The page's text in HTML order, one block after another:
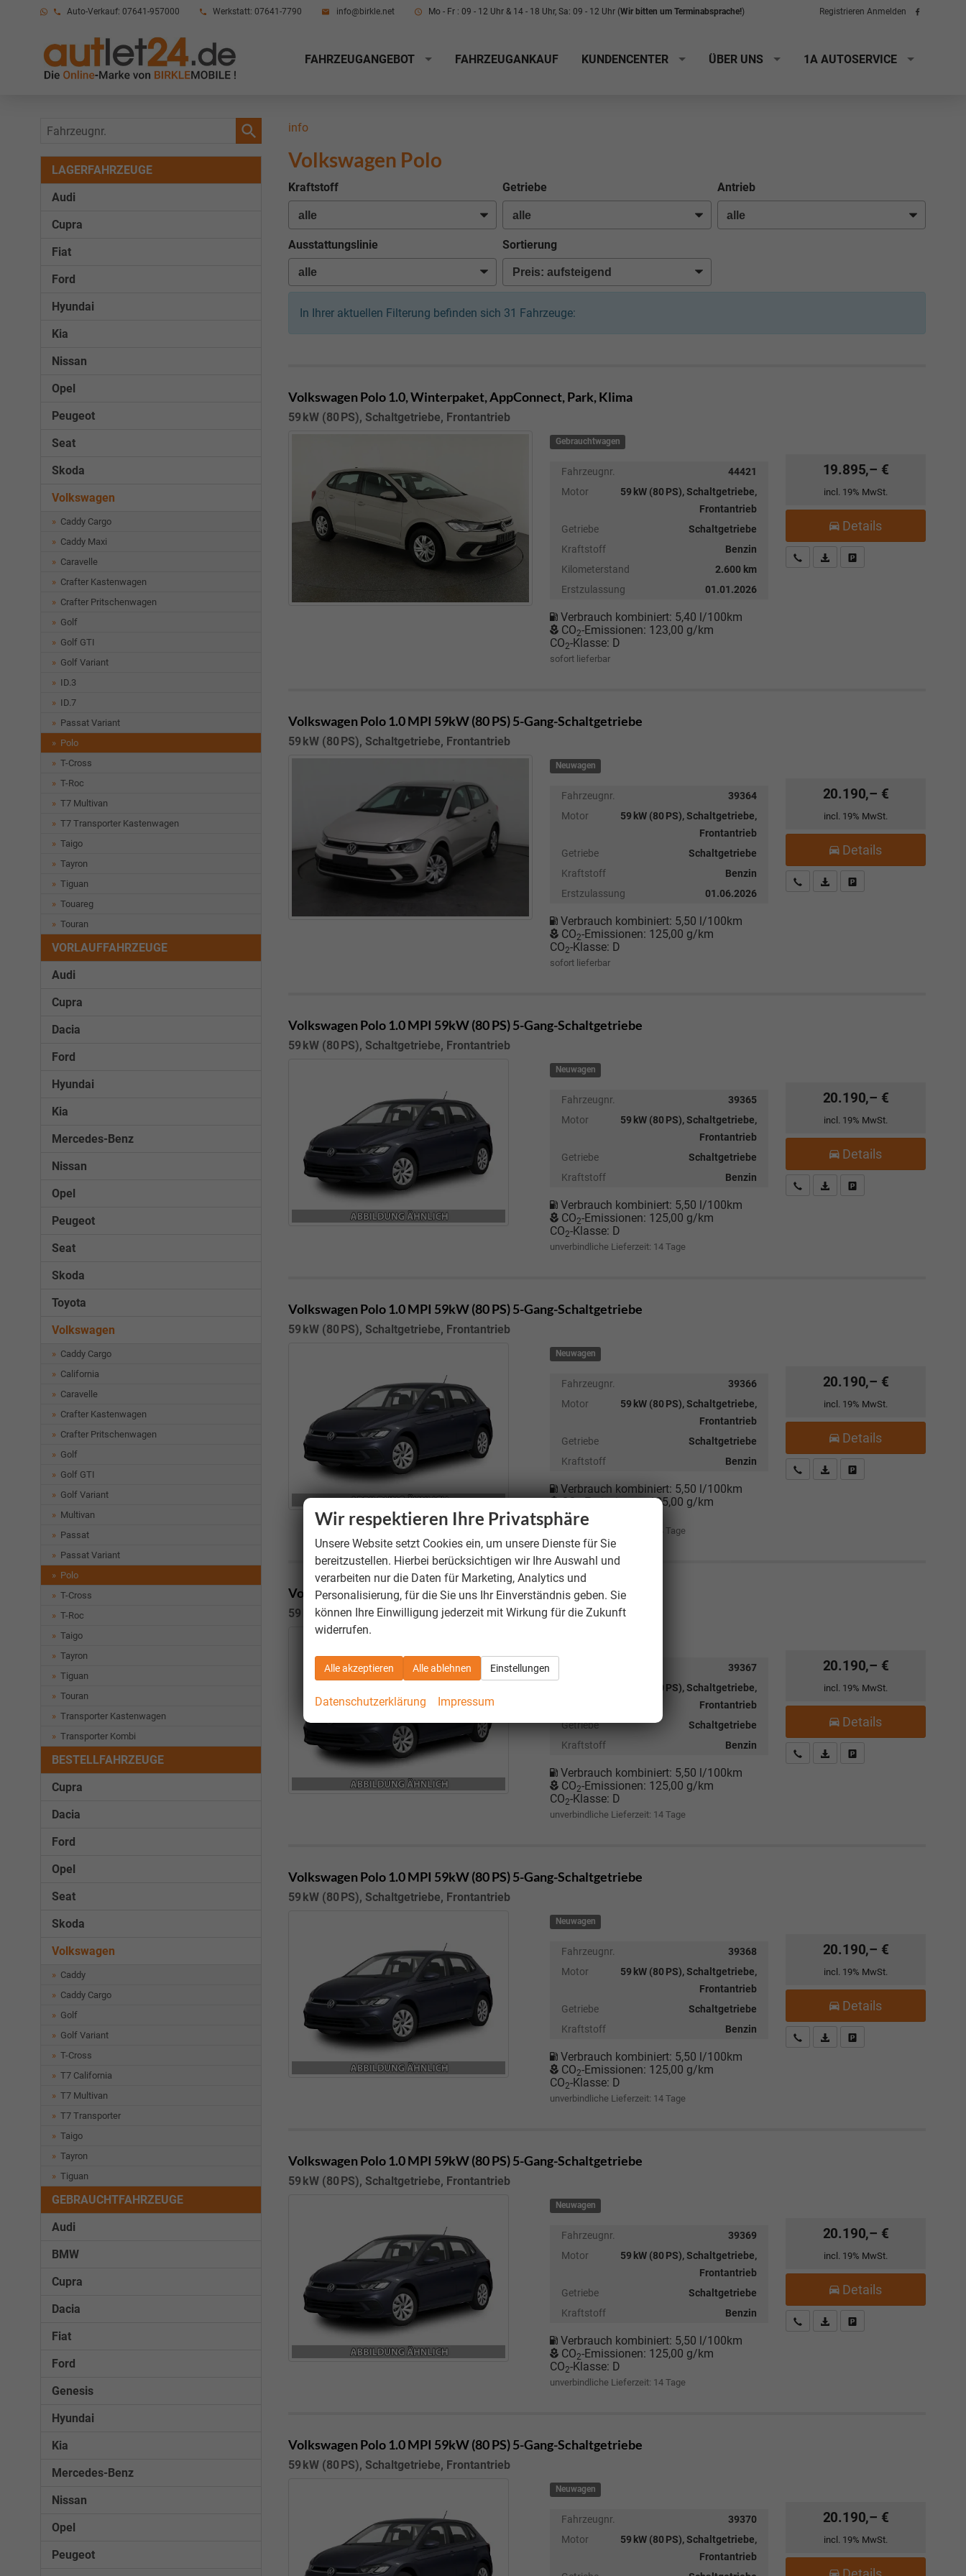
Auto-Verkauf: 07641-957000 Werkstatt: 07641-7790 info@birkle.net Mo - Fr : 09 - 12 Uhr & 14 - 18 Uhr, Sa: 09 - 12 Uhr (Wir bitten um Terminabsprache!) Registrieren Anmelden
Folge
FAHRZEUGANGEBOT FAHRZEUGANKAUF KUNDENCENTER ÜBER UNS 1A AUTOSERVICE
info
Volkswagen Polo
Kraftstoff Getriebe Antrieb
Ausstattungslinie Sortierung
In Ihrer aktuellen Filterung befinden sich 31 Fahrzeuge:
Volkswagen Polo1.0, Winterpaket, AppConnect, Park, Klima
59 kW (80 PS), Schaltgetriebe, Frontantrieb
Gebrauchtwagen
Fahrzeugnr.
44421
Motor
59 kW (80 PS), Schaltgetriebe,
Frontantrieb
Getriebe
Schaltgetriebe
Kraftstoff
Benzin
Kilometerstand
2.600 km
Erstzulassung
01.01.2026
Verbrauch kombiniert: 5,40 l/100km
CO2-Emissionen: 123,00 g/km
CO2-Klasse: D
sofort lieferbar
19.895,– €
incl. 19% MwSt.
Details
Kostenloser Rückruf-Service
PDF-Datei, Fahrzeugexposé
Volkswagen Polo1.0 MPI 59kW (80 PS) 5-Gang-Schaltgetriebe
59 kW (80 PS), Schaltgetriebe, Frontantrieb
Neuwagen
Fahrzeugnr.
39364
Motor
59 kW (80 PS), Schaltgetriebe,
Frontantrieb
Getriebe
Schaltgetriebe
Kraftstoff
Benzin
Erstzulassung
01.06.2026
Verbrauch kombiniert: 5,50 l/100km
CO2-Emissionen: 125,00 g/km
CO2-Klasse: D
sofort lieferbar
20.190,– €
incl. 19% MwSt.
Details
Kostenloser Rückruf-Service
PDF-Datei, Fahrzeugexposé
Volkswagen Polo1.0 MPI 59kW (80 PS) 5-Gang-Schaltgetriebe
59 kW (80 PS), Schaltgetriebe, Frontantrieb
Neuwagen
Fahrzeugnr.
39365
Motor
59 kW (80 PS), Schaltgetriebe,
Frontantrieb
Getriebe
Schaltgetriebe
Kraftstoff
Benzin
Verbrauch kombiniert: 5,50 l/100km
CO2-Emissionen: 125,00 g/km
CO2-Klasse: D
unverbindliche Lieferzeit: 14 Tage
20.190,– €
incl. 19% MwSt.
Details
Kostenloser Rückruf-Service
PDF-Datei, Fahrzeugexposé
Volkswagen Polo1.0 MPI 59kW (80 PS) 5-Gang-Schaltgetriebe
59 kW (80 PS), Schaltgetriebe, Frontantrieb
Neuwagen
Fahrzeugnr.
39366
Motor
59 kW (80 PS), Schaltgetriebe,
Frontantrieb
Getriebe
Schaltgetriebe
Kraftstoff
Benzin
Verbrauch kombiniert: 5,50 l/100km
CO -Emissionen:125,00 g/km
CO2-Klasse:
14 Tage
20.190,– €
incl. 19% MwSt.
Details
Kostenloser Rückruf-Service
PDF-Datei, Fahrzeugexposé
Volkswagen Polo1.0 MPI 59kW (80 PS) 5-Gang-Schaltgetriebe
59 kW (80 PS), Schaltgetriebe, Frontantrieb
39367
59 kW (80 PS), Schaltgetriebe,
Frontantrieb
Getriebe
Schaltgetriebe
Kraftstoff
Benzin
Verbrauch kombiniert: 5,50 l/100km
CO2-Emissionen: 125,00 g/km
CO2-Klasse: D
unverbindliche Lieferzeit: 14 Tage
20.190,– €
incl. 19% MwSt.
Details
Kostenloser Rückruf-Service
PDF-Datei, Fahrzeugexposé
Volkswagen Polo1.0 MPI 59kW (80 PS) 5-Gang-Schaltgetriebe
59 kW (80 PS), Schaltgetriebe, Frontantrieb
Neuwagen
Fahrzeugnr.
39368
Motor
59 kW (80 PS), Schaltgetriebe,
Frontantrieb
Getriebe
Schaltgetriebe
Kraftstoff
Benzin
Verbrauch kombiniert: 5,50 l/100km
CO2-Emissionen: 125,00 g/km
CO2-Klasse: D
unverbindliche Lieferzeit: 14 Tage
20.190,– €
incl. 19% MwSt.
Details
Kostenloser Rückruf-Service
PDF-Datei, Fahrzeugexposé
Volkswagen Polo1.0 MPI 59kW (80 PS) 5-Gang-Schaltgetriebe
59 kW (80 PS), Schaltgetriebe, Frontantrieb
Neuwagen
Fahrzeugnr.
39369
Motor
59 kW (80 PS), Schaltgetriebe,
Frontantrieb
Getriebe
Schaltgetriebe
Kraftstoff
Benzin
Verbrauch kombiniert: 5,50 l/100km
CO2-Emissionen: 125,00 g/km
CO2-Klasse: D
unverbindliche Lieferzeit: 14 Tage
20.190,– €
incl. 19% MwSt.
Details
Kostenloser Rückruf-Service
PDF-Datei, Fahrzeugexposé
Volkswagen Polo1.0 MPI 59kW (80 PS) 5-Gang-Schaltgetriebe
59 kW (80 PS), Schaltgetriebe, Frontantrieb
Neuwagen
Fahrzeugnr.
39370
Motor
59 kW (80 PS), Schaltgetriebe,
Frontantrieb
20.190,– €
incl. 19% MwSt.
Fahrzeugnr.
LAGERFAHRZEUGE
Audi
Cupra
Fiat
Ford
Hyundai
Kia
Nissan
Opel
Peugeot
Seat
Skoda
Volkswagen
Caddy Cargo
Caddy Maxi
Caravelle
Crafter Kastenwagen
Crafter Pritschenwagen
Golf
Golf GTI
Golf Variant
ID.3
ID.7
Passat Variant
Polo
T-Cross
T-Roc
T7 Multivan
T7 Transporter Kastenwagen
Taigo
Tayron
Tiguan
Touareg
Touran
VORLAUFFAHRZEUGE
Audi
Cupra
Dacia
Ford
Hyundai
Kia
Mercedes-Benz
Nissan
Opel
Peugeot
Seat
Skoda
Toyota
Volkswagen
Caddy Cargo
California
Caravelle
Crafter Kastenwagen
Crafter Pritschenwagen
Golf
Golf GTI
Golf Variant
Multivan
Passat
Passat Variant
Polo
T-Cross
T-Roc
Taigo
Tayron
Tiguan
Touran
Transporter Kastenwagen
Transporter Kombi
BESTELLFAHRZEUGE
Cupra
Dacia
Ford
Opel
Seat
Skoda
Volkswagen
Caddy
Caddy Cargo
Golf
Golf Variant
T-Cross
T7 California
T7 Multivan
T7 Transporter
Taigo
Tayron
Tiguan
GEBRAUCHTFAHRZEUGE
Audi
BMW
Cupra
Dacia
Fiat
Ford
Genesis
Hyundai
Kia
Mercedes-Benz
Nissan
Opel
Peugeot
Wir respektieren Ihre Privatsphäre
Unsere Website setzt Cookies ein, um unsere Dienste für Sie
bereitzustellen. Hierbei berücksichtigen wir Ihre Auswahl und
verarbeiten nur die Daten für Marketing, Analytics und
Personalisierung, für die Sie uns Ihr Einverständnis geben. Sie
können Ihre Einwilligung jederzeit mit Wirkung für die Zukunft
widerrufen.
Alle akzeptieren Alle ablehnen Einstellungen
Datenschutzerklärung Impressum